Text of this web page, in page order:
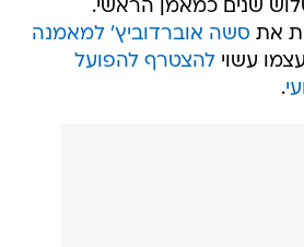
שנים כמאמן הראשי.
את סשה אוברדוביץ' למאמנה
עשוילהצטרף להפועל
.